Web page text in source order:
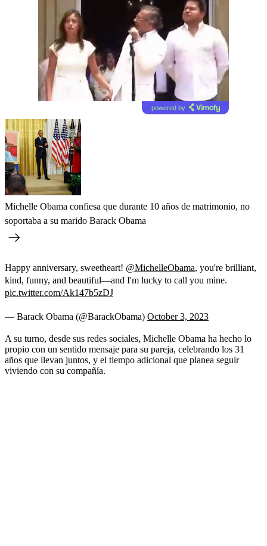
powered by
Michelle Obama confiesa que durante 10 años de matrimonio, no
soportaba a su marido Barack Obama
Happy anniversary, sweetheart! @MichelleObama, you're brilliant,
kind, funny, and beautiful—and I'm lucky to call you mine.
pic.twitter.com/Ak147b5zDJ
— Barack Obama (@BarackObama) October 3, 2023
A su turno, desde sus redes sociales, Michelle Obama ha hecho lo
propio con un sentido mensaje para su pareja, celebrando los 31
años que llevan juntos, y el tiempo adicional que planea seguir
viviendo con su compañía.